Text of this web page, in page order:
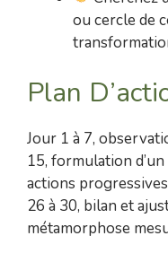
ou cercle de
Plan
Jour 1 à 7,
15, formulation
actions
26 à 30, bilan et
métamorphose